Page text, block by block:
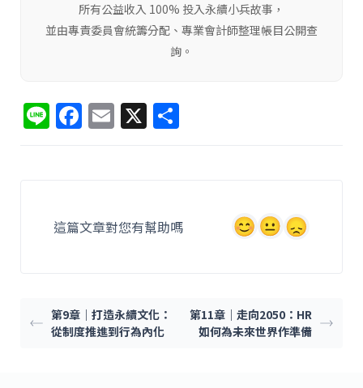
所有公益收入 100% 投入永續小兵故事，
並由專責委員會統籌分配、專業會計師整理帳目公開查
詢。
Li F
b
o
E X
這篇文章對您有幫助嗎
第9章｜打造永續文化：
從制度推進到行為內化
第11章｜走向2050：HR
如何為未來世界作準備